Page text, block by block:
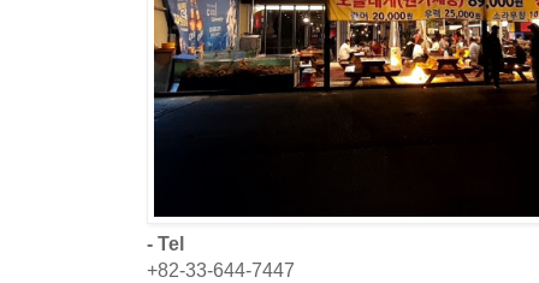
- Tel
+82-33-644-7447